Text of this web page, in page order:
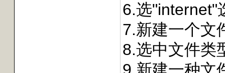
6.选"internet"
7.新建一个文
8.选中文件类